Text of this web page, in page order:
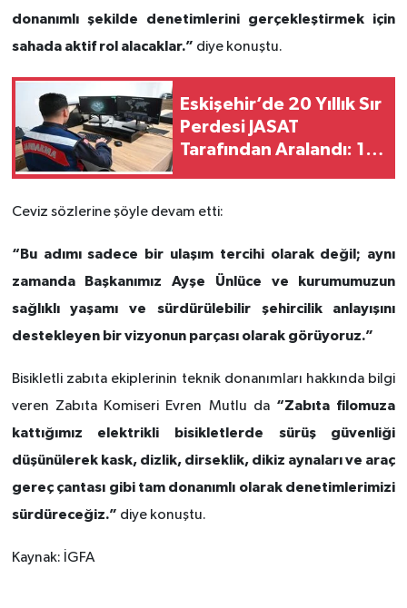
donanımlı şekilde denetimlerini gerçekleştirmek için
sahada aktif rol alacaklar.” diye konuştu.
Eskişehir’de 20 Yıllık Sır
Perdesi JASAT
Tarafından Aralandı: 12
Ceviz sözlerine şöyle devam etti:
“Bu adımı sadece bir ulaşım tercihi olarak değil; aynı
zamanda Başkanımız Ayşe Ünlüce ve kurumumuzun
sağlıklı yaşamı ve sürdürülebilir şehircilik anlayışını
destekleyen bir vizyonun parçası olarak görüyoruz.”
Bisikletli zabıta ekiplerinin teknik donanımları hakkında bilgi
veren Zabıta Komiseri Evren Mutlu da “Zabıta filomuza
kattığımız elektrikli bisikletlerde sürüş güvenliği
düşünülerek kask, dizlik, dirseklik, dikiz aynaları ve araç
gereç çantası gibi tam donanımlı olarak denetimlerimizi
sürdüreceğiz.” diye konuştu.
Kaynak: İGFA